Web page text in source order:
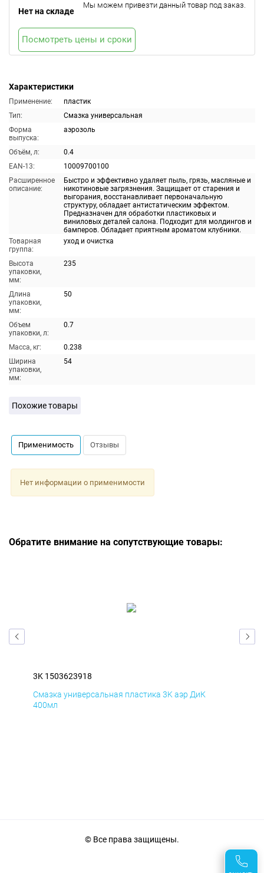
Характеристики
Применение:
пластик
Тип:
Смазка универсальная
Форма
выпуска:
аэрозоль
Объём, л:
0.4
EAN-13:
10009700100
Расширенное
описание:
Быстро и эффективно удаляет пыль, грязь, масляные и
никотиновые загрязнения. Защищает от старения и
выгорания, восстанавливает первоначальную
структуру, обладает антистатическим эффектом.
Предназначен для обработки пластиковых и
виниловых деталей салона. Подходит для молдингов и
бамперов. Обладает приятным ароматом клубники.
Товарная
группа:
уход и очистка
Высота
упаковки,
мм:
235
Длина
упаковки,
мм:
50
Объем
упаковки, л:
0.7
Масса, кг:
0.238
Ширина
упаковки,
мм:
54
Нет на складе
Мы можем привезти данный товар под заказ.
Посмотреть цены и сроки
Похожие товары
Применимость Отзывы
Нет информации о применимости
Обратите внимание на сопутствующие товары:
3K 1503623918
Смазка универсальная пластика 3K аэр ДиК
400мл
© Все права защищены.